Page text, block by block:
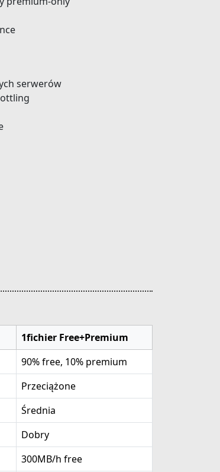
serwerów
1fichier Free+Premium
90% free, 10% premium
Przeciążone
Średnia
Dobry
300MB/h free